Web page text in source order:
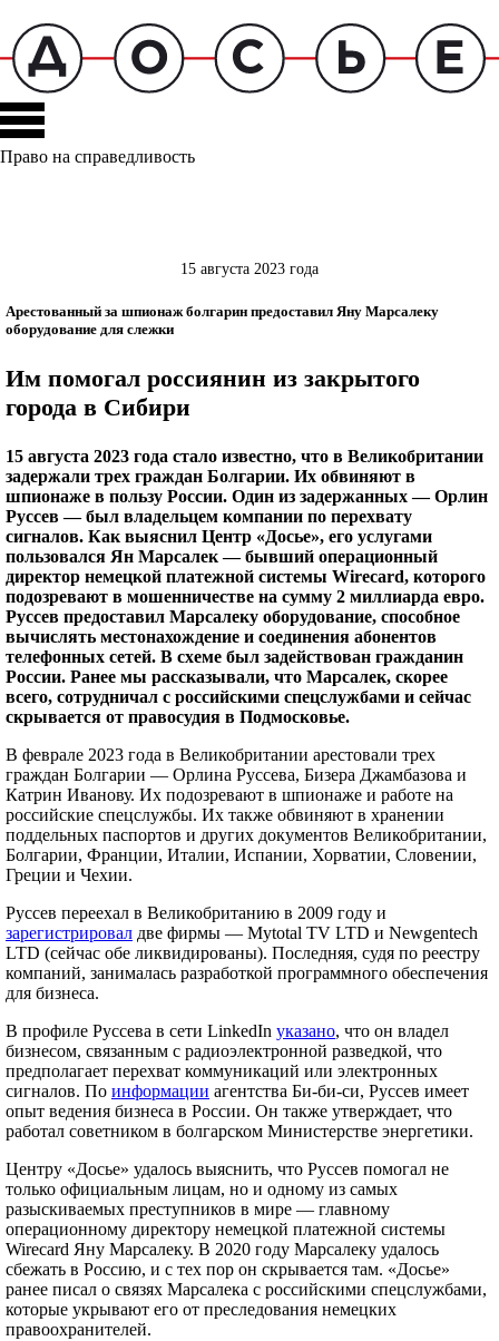
Право на справедливость
15 августа 2023 года
Арестованный за шпионаж болгарин предоставил Яну Марсалеку
оборудование для слежки
Им помогал россиянин из закрытого
города в Сибири
15 августа 2023 года стало известно, что в Великобритании
задержали трех граждан Болгарии. Их обвиняют в
шпионаже в пользу России. Один из задержанных — Орлин
Руссев — был владельцем компании по перехвату
сигналов. Как выяснил Центр «Досье», его услугами
пользовался Ян Марсалек — бывший операционный
директор немецкой платежной системы Wirecard, которого
подозревают в мошенничестве на сумму 2 миллиарда евро.
Руссев предоставил Марсалеку оборудование, способное
вычислять местонахождение и соединения абонентов
телефонных сетей. В схеме был задействован гражданин
России. Ранее мы рассказывали, что Марсалек, скорее
всего, сотрудничал с российскими спецслужбами и сейчас
скрывается от правосудия в Подмосковье.
В феврале 2023 года в Великобритании арестовали трех
граждан Болгарии — Орлина Руссева, Бизера Джамбазова и
Катрин Иванову. Их подозревают в шпионаже и работе на
российские спецслужбы. Их также обвиняют в хранении
поддельных паспортов и других документов Великобритании,
Болгарии, Франции, Италии, Испании, Хорватии, Словении,
Греции и Чехии.
Руссев переехал в Великобританию в 2009 году и
зарегистрировал две фирмы — Mytotal TV LTD и Newgentech
LTD (сейчас обе ликвидированы). Последняя, судя по реестру
компаний, занималась разработкой программного обеспечения
для бизнеса.
В профиле Руссева в сети LinkedIn указано, что он владел
бизнесом, связанным с радиоэлектронной разведкой, что
предполагает перехват коммуникаций или электронных
сигналов. По информации агентства Би-би-си, Руссев имеет
опыт ведения бизнеса в России. Он также утверждает, что
работал советником в болгарском Министерстве энергетики.
Центру «Досье» удалось выяснить, что Руссев помогал не
только официальным лицам, но и одному из самых
разыскиваемых преступников в мире — главному
операционному директору немецкой платежной системы
Wirecard Яну Марсалеку. В 2020 году Марсалеку удалось
сбежать в Россию, и с тех пор он скрывается там. «Досье»
ранее писал о связях Марсалека с российскими спецслужбами,
которые укрывают его от преследования немецких
правоохранителей.